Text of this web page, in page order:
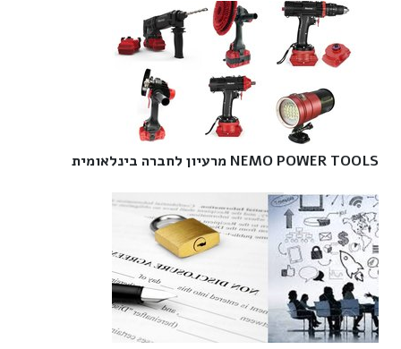
NEMO POWER TOOLS מרעיון לחברה בינלאומית‎